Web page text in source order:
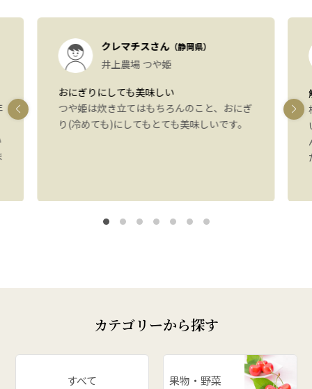
クレマチスさん（静岡県）
井上農場 つや姫
おにぎりにしても美味しい
つや姫は炊き立てはもちろんのこと、おにぎ
り(冷めても)にしてもとても美味しいです。
カテゴリーから探す
すべて 果物・野菜